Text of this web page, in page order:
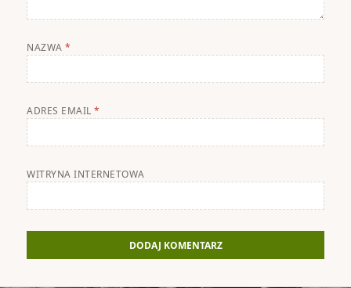
NAZWA*
ADRES EMAIL*
WITRYNA INTERNETOWA